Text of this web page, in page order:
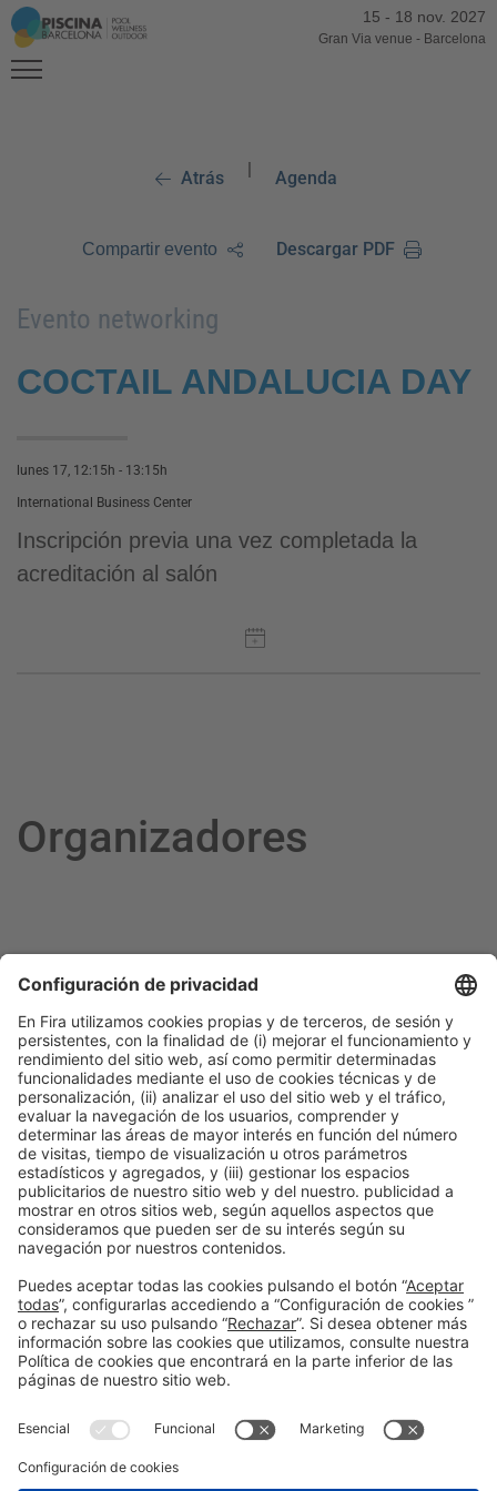
15 - 18 nov. 2027
Gran Via venue - Barcelona
Atrás | Agenda
Compartir evento Descargar PDF
Evento networking
COCTAIL ANDALUCIA DAY
lunes 17, 12:15h - 13:15h
International Business Center
Inscripción previa una vez completada la
acreditación al salón
Organizadores
Información generalAviso legalPolítica de privacidad
Política de cookies
#PISCINABARCELONA